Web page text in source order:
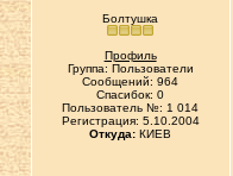
Болтушка
Профиль
Группа: Пользователи
Сообщений: 964
Спасибок: 0
Пользователь №: 1 014
Регистрация: 5.10.2004
Откуда: КИЕВ